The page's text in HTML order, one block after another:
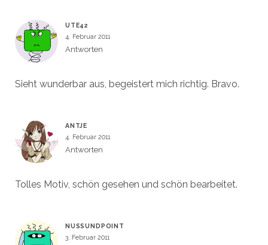
UTE42
4. Februar 2011
Antworten
Sieht wunderbar aus, begeistert mich richtig. Bravo.
ANTJE
4. Februar 2011
Antworten
Tolles Motiv, schön gesehen und schön bearbeitet.
NUSSUNDPOINT
3. Februar 2011